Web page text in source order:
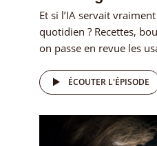
Et si l’IA servait
quotidien ? Recettes,
on passe en revue les
ÉCOUTER L'ÉPISODE